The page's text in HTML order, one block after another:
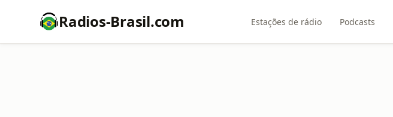
Radios-Brasil.com Estações de rádio Podcasts